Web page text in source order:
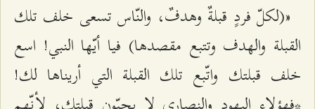
«(لكلّ فردٍ قبلةٌ وهدفٌ، والنّاس تسعى خلف تلك
القبلة والهدف وتتبع مقصدها) فيا أيّها النبي! اسع
خلف قبلتك واتّبع تلك القبلة التي أريناها لك!